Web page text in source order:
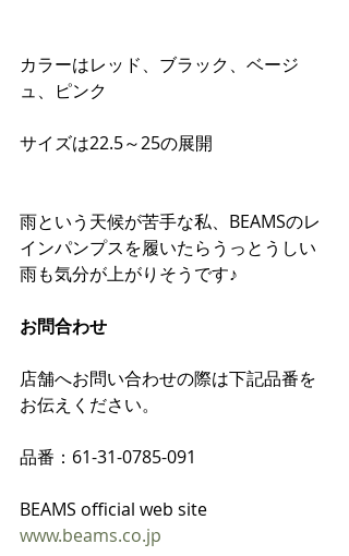
カラーはレッド、ブラック、ベージ
ュ、ピンク
サイズは22.5～25の展開
雨という天候が苦手な私、BEAMSのレ
インパンプスを履いたらうっとうしい
雨も気分が上がりそうです♪
お問合わせ
店舗へお問い合わせの際は下記品番を
お伝えください。
品番：61-31-0785-091
BEAMS official web site
www.beams.co.jp